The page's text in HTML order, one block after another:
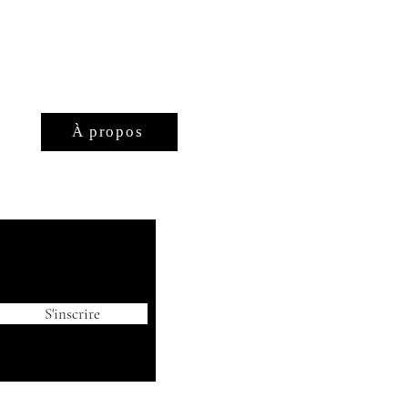
À propos
S'inscrire